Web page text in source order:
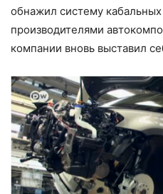
обнажил систему
производителями
компании вновь выставил